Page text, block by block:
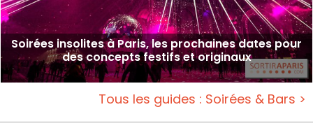
Soirées insolites à Paris, les prochaines dates pour
des concepts festifs et originaux
Tous les guides : Soirées & Bars >